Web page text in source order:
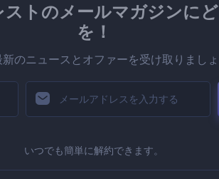
ストのメールマガジンに
を！
のニュースとオファーを受け取りましょ
いつでも簡単に解約できます。